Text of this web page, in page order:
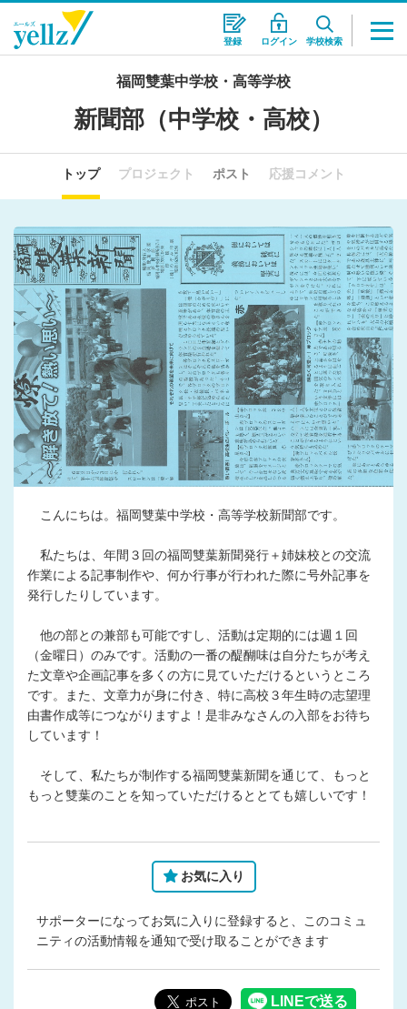
登録 ログイン 学校検索
福岡雙葉中学校・高等学校
新聞部（中学校・高校）
トップ プロジェクト ポスト 応援コメント
こんにちは。福岡雙葉中学校・高等学校新聞部です。
私たちは、年間３回の福岡雙葉新聞発行＋姉妹校との交流
作業による記事制作や、何か行事が行われた際に号外記事を
発行したりしています。
他の部との兼部も可能ですし、活動は定期的には週１回
（金曜日）のみです。活動の一番の醍醐味は自分たちが考え
た文章や企画記事を多くの方に見ていただけるというところ
です。また、文章力が身に付き、特に高校３年生時の志望理
由書作成等につながりますよ！是非みなさんの入部をお待ち
しています！
そして、私たちが制作する福岡雙葉新聞を通じて、もっと
もっと雙葉のことを知っていただけるととても嬉しいです！
お気に入り
サポーターになってお気に入りに登録すると、このコミュ
ニティの活動情報を通知で受け取ることができます